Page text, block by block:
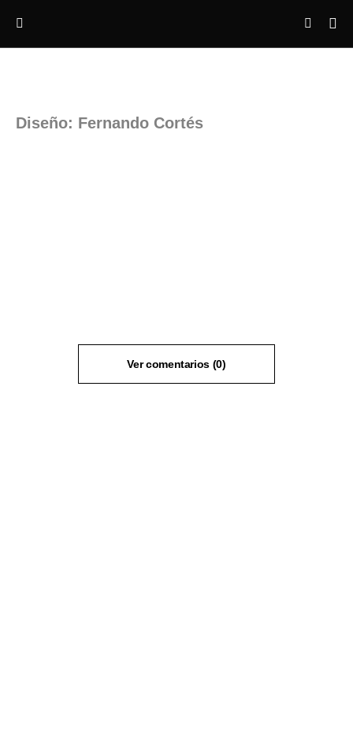
Diseño: Fernando Cortés
Ver comentarios (0)